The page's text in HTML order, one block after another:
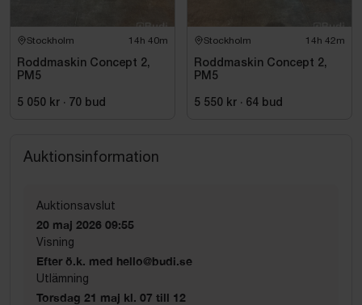
Stockholm 14h 40m
Roddmaskin Concept 2,
PM5
5 050 kr · 70 bud
Stockholm 14h 42m
Roddmaskin Concept 2,
PM5
5 550 kr · 64 bud
Auktionsinformation
Auktionsavslut
20 maj 2026 09:55
Visning
Efter ö.k. med hello@budi.se
Utlämning
Torsdag 21 maj kl. 07 till 12